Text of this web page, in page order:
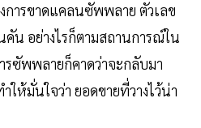
ารขาดแคลนซัพพลาย ตัวเลข
คัน อย่างไรก็ตามสถานการณ์ใน
ซัพพลายก็คาดว่าจะกลับมา
ห้มั่นใจว่า ยอดขายที่วางไว้น่า